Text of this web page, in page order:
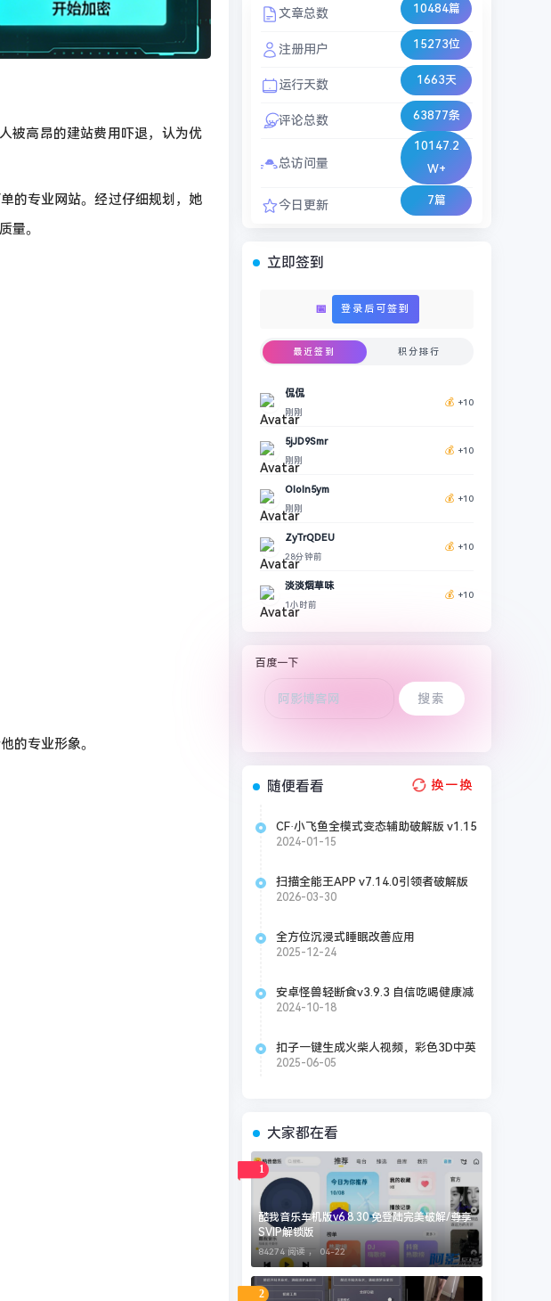
被高昂的建站费用吓退，认为优
的专业网站。经过仔细规划，她
量。
的专业形象。
文章总数 10484篇
注册用户 15273位
运行天数 1663天
评论总数 63877条
总访问量
10147.2
W+
今日更新 7篇
立即签到
📅 登录后可签到
最近签到 积分排行
侃侃
刚刚
💰 +10
5jJD9Smr
刚刚
💰 +10
OIoIn5ym
刚刚
💰 +10
ZyTrQDEU
28分钟前
💰 +10
淡淡烟草味
1小时前
💰 +10
百度一下
随便看看 换一换
CF·小飞鱼全模式变态辅助破解版 v1.15
2024-01-15
扫描全能王APP v7.14.0引领者破解版
2026-03-30
全方位沉浸式睡眠改善应用
BetterSleep v25.23.1 高级版破解
2025-12-24
安卓怪兽轻断食v3.9.3 自信吃喝健康减
肥解锁版
2024-10-18
扣子一键生成火柴人视频，彩色3D中英
字幕进阶版本
2025-06-05
大家都在看
1
酷我音乐车机版v6.8.30 免登陆完美破解/尊享
SVIP解锁版
84274 阅读 ， 04-22
2